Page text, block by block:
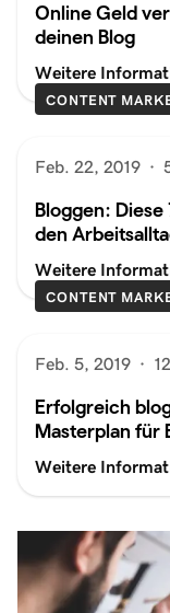
Online Geld
deinen Blog
Weitere
CONTENT
Feb. 22, 2019 ·
Bloggen:
den
Weitere
CONTENT
Feb. 5, 2019 ·
Erfolgreich
Masterplan für
Weitere